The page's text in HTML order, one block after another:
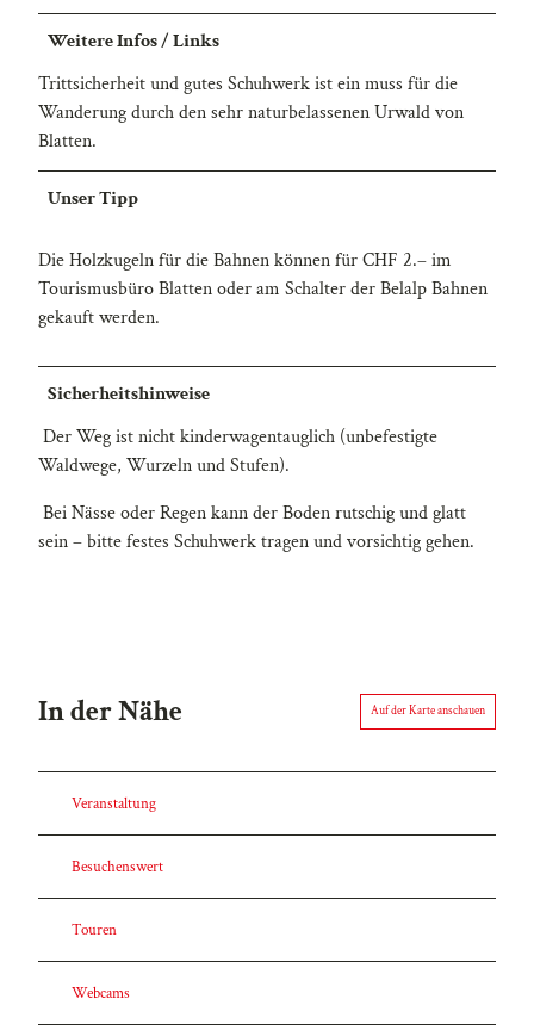
Weitere Infos / Links
Trittsicherheit und gutes Schuhwerk ist ein muss für die
Wanderung durch den sehr naturbelassenen Urwald von
Blatten.
Unser Tipp
Die Holzkugeln für die Bahnen können für CHF 2.– im
Tourismusbüro Blatten oder am Schalter der Belalp Bahnen
gekauft werden.
Sicherheitshinweise
Der Weg ist nicht kinderwagentauglich (unbefestigte
Waldwege, Wurzeln und Stufen).
Bei Nässe oder Regen kann der Boden rutschig und glatt
sein – bitte festes Schuhwerk tragen und vorsichtig gehen.
In der Nähe Auf der Karte anschauen
Veranstaltung
Besuchenswert
Touren
Webcams